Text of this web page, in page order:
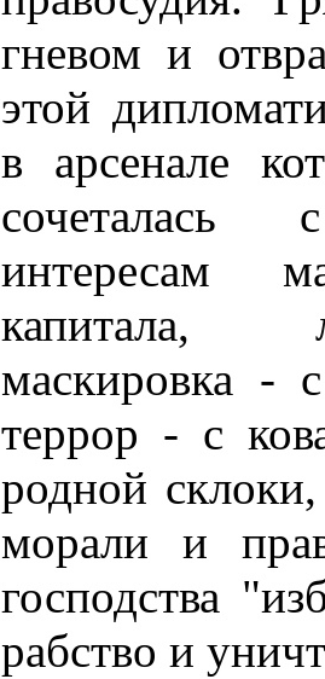
гневом и
этой
в арсенале
сочеталась
интересам
капитала,
маскировка -
террор - с
родной
морали и
господства
рабство и